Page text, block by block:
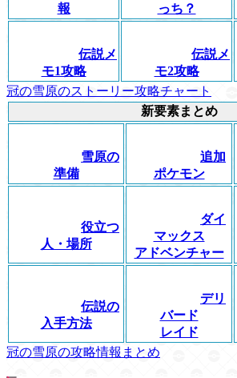
報
っち？
伝説メ
モ1攻略
伝説メ
モ2攻略
冠の雪原のストーリー攻略チャート
新要素まとめ
雪原の
準備
追加
ポケモン
役立つ
人・場所
ダイ
マックス
アドベンチャー
伝説の
入手方法
デリ
バード
レイド
冠の雪原の攻略情報まとめ